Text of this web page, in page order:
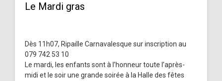
Le Mardi gras
Dès 11h07, Ripaille Carnavalesque sur inscription au
079 742 53 10
Le mardi, les enfants sont à l’honneur toute l’après-
midi et le soir une grande soirée à la Halle des fêtes